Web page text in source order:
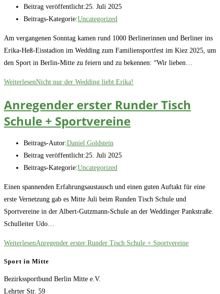
Beitrag veröffentlicht:25. Juli 2025
Beitrags-Kategorie:Uncategorized
Am vergangenen Sonntag kamen rund 1000 Berlinerinnen und Berliner ins
Erika-Heß-Eisstadion im Wedding zum Familiensportfest im Kiez 2025, um
den Sport in Berlin-Mitte zu feiern und zu bekennen: “Wir lieben…
WeiterlesenNicht nur der Wedding liebt Erika!
Anregender erster Runder Tisch
Schule + Sportvereine
Beitrags-Autor:Daniel Goldstein
Beitrag veröffentlicht:25. Juli 2025
Beitrags-Kategorie:Uncategorized
Einen spannenden Erfahrungsaustausch und einen guten Auftakt für eine
erste Vernetzung gab es Mitte Juli beim Runden Tisch Schule und
Sportvereine in der Albert-Gutzmann-Schule an der Weddinger Pankstraße.
Schulleiter Udo…
WeiterlesenAnregender erster Runder Tisch Schule + Sportvereine
Sport in Mitte
Bezirkssportbund Berlin Mitte e.V.
Lehrter Str. 59